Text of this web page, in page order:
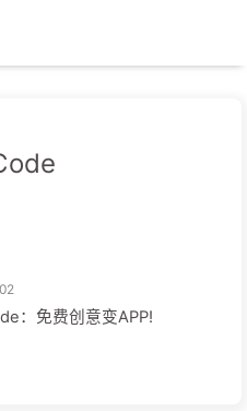
：免费创意变APP!